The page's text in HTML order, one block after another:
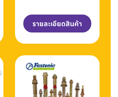
รายละเอียดสินค้า